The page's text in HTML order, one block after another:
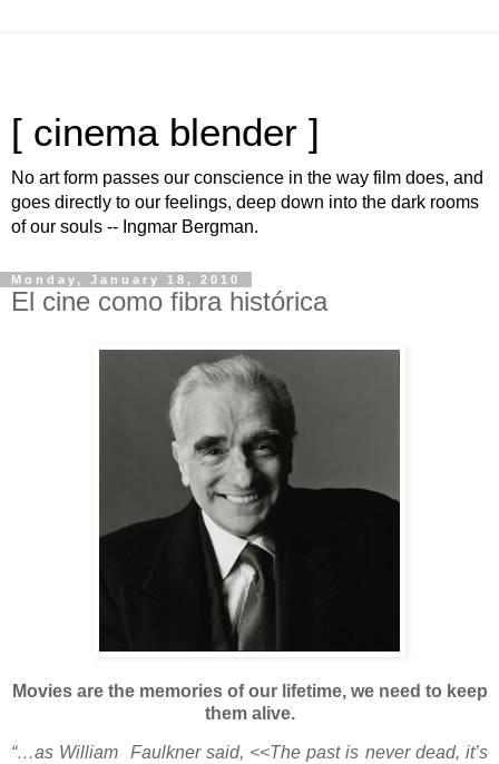
[ cinema blender ]
No art form passes our conscience in the way film does, and
goes directly to our feelings, deep down into the dark rooms
of our souls -- Ingmar Bergman.
Monday, January 18, 2010
El cine como fibra histórica
Movies are the memories of our lifetime, we need to keep
them alive.
“…as William Faulkner said, <<The past is never dead, it’s